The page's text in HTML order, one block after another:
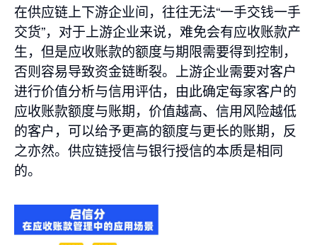
在供应链上下游企业间，往往无法“一手交钱一手
交货”，对于上游企业来说，难免会有应收账款产
生，但是应收账款的额度与期限需要得到控制，
否则容易导致资金链断裂。上游企业需要对客户
进行价值分析与信用评估，由此确定每家客户的
应收账款额度与账期，价值越高、信用风险越低
的客户，可以给予更高的额度与更长的账期，反
之亦然。供应链授信与银行授信的本质是相同
的。